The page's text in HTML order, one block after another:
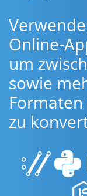
Online-
um
sowie
zu